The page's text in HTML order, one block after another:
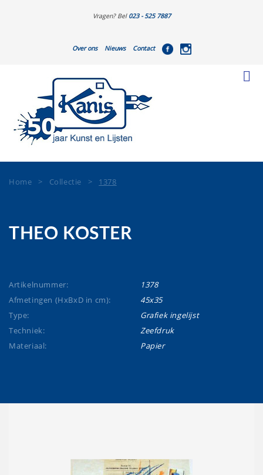
Vragen? Bel 023 - 525 7887
Over ons Nieuws Contact
Home > Collectie > 1378
THEO KOSTER
Artikelnummer:
1378
Afmetingen (HxBxD in cm):
45x35
Type:
Grafiek ingelijst
Techniek:
Zeefdruk
Materiaal:
Papier